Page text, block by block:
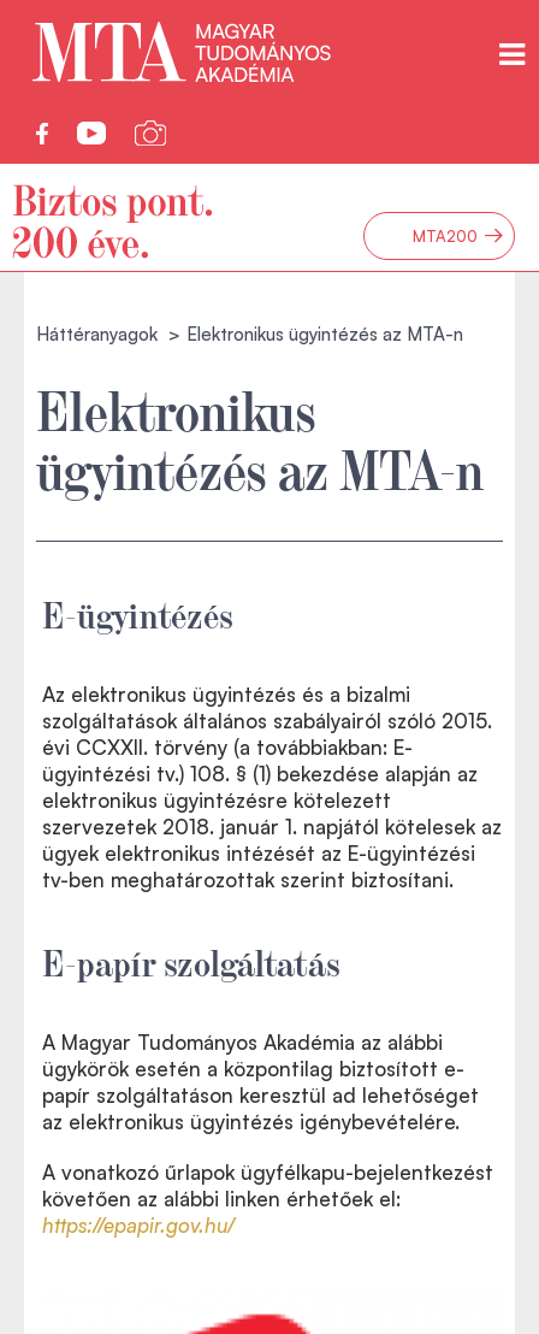
MTA200 →
Háttéranyagok Elektronikus ügyintézés az MTA-n
Elektronikus
ügyintézés az MTA-n
E-ügyintézés
Az elektronikus ügyintézés és a bizalmi
szolgáltatások általános szabályairól szóló 2015.
évi CCXXII. törvény (a továbbiakban: E-
ügyintézési tv.) 108. § (1) bekezdése alapján az
elektronikus ügyintézésre kötelezett
szervezetek 2018. január 1. napjától kötelesek az
ügyek elektronikus intézését az E-ügyintézési
tv-ben meghatározottak szerint biztosítani.
E-papír szolgáltatás
A Magyar Tudományos Akadémia az alábbi
ügykörök esetén a központilag biztosított e-
papír szolgáltatáson keresztül ad lehetőséget
az elektronikus ügyintézés igénybevételére.
A vonatkozó űrlapok ügyfélkapu-bejelentkezést
követően az alábbi linken érhetőek el:
https://epapir.gov.hu/